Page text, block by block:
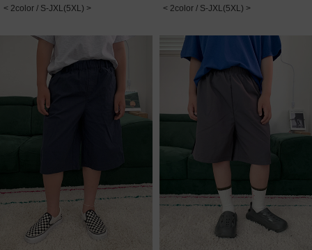
< 2color / S-JXL(5XL) > < 2color / S-JXL(5XL) >